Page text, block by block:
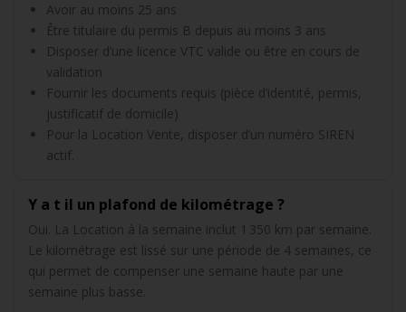
Avoir au moins 25 ans
Être titulaire du permis B depuis au moins 3 ans
Disposer d’une licence VTC valide ou être en cours de
validation
Fournir les documents requis (pièce d’identité, permis,
justificatif de domicile)
Pour la Location Vente, disposer d’un numéro SIREN
actif.
Y a t il un plafond de kilométrage ?
Oui. La Location à la semaine inclut 1 350 km par semaine.
Le kilométrage est lissé sur une période de 4 semaines, ce
qui permet de compenser une semaine haute par une
semaine plus basse.